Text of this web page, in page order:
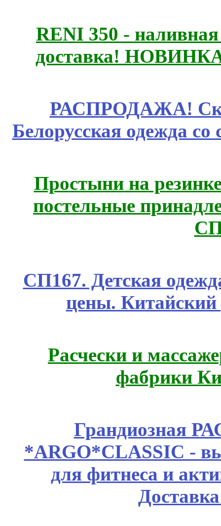
RENI 350 -
доставка!
РАСПРОДАЖА!
Белорусская одежда
Простыни на
постельные
СП167. Детская
цены.
Расчески и
фабрики
Грандиозная
*ARGO*CLASSIC -
для фитнеса и